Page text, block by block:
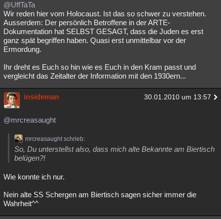
@UffTaTa
Wir reden hier vom Holocaust. Ist das so schwer zu verstehen.
Ausserdem: Der persönlich Betroffene in der ARTE-
Dokumentation hat SELBST GESAGT, dass die Juden es erst
ganz spät begriffen haben. Quasi erst unmittelbar vor der
Ermordung.
Ihr dreht es Euch so hin wie es Euch in den Kram passt und
vergleicht das Zeitalter der Information mit den 1930ern...
insideman 30.01.2010 um 13:57
@mrcreasaught
mrcreasaught schrieb:
So, Du unterstellst also, dass mich alte Bekannte am Biertisch
belügen?!
Wie konnte ich nur.
Nein alte SS Schergen am Biertisch sagen sicher immer die
Wahrheit^^